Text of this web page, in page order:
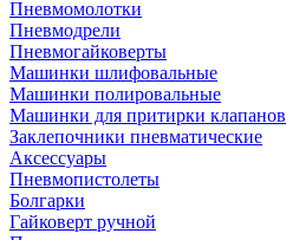
Пневмомолотки
Пневмодрели
Пневмогайковерты
Машинки шлифовальные
Машинки полировальные
Машинки для притирки клапанов
Заклепочники пневматические
Аксессуары
Пневмопистолеты
Болгарки
Гайковерт ручной